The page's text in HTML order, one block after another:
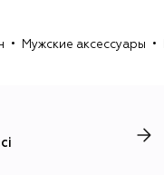
Мужские аксессуары